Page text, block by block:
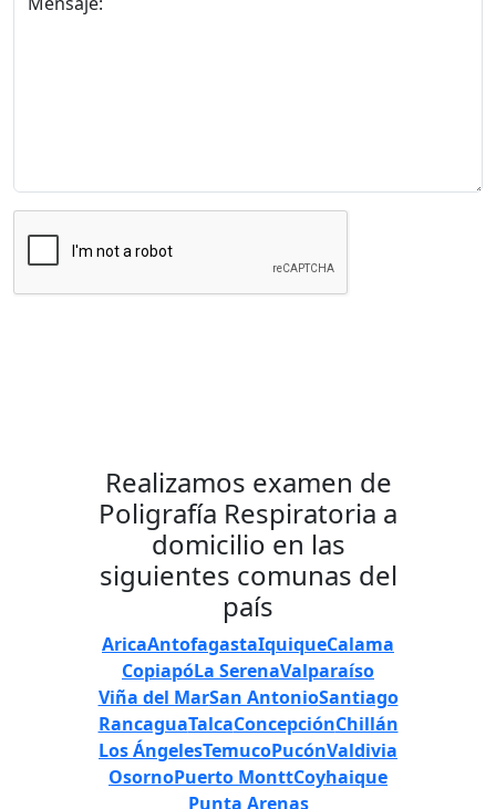
Realizamos examen de
Poligrafía Respiratoria a
domicilio en las
siguientes comunas del
país
AricaAntofagastaIquiqueCalama
CopiapóLa SerenaValparaíso
Viña del MarSan AntonioSantiago
RancaguaTalcaConcepciónChillán
Los ÁngelesTemucoPucónValdivia
OsornoPuerto MonttCoyhaique
Punta Arenas